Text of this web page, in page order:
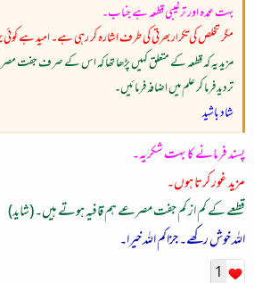
بہت عمدہ اور ترغیبی قطعہ ہے جناب۔
مگر تخلص کی تکرار بھرتی کی طرف اشارہ کر رہی ہے۔ امید ہے کوئی
مزید یہ کہ قطعہ کے متعلق کہیں پڑھا تھا کہ اس کے صرف جفت
تردید فرما کر علم میں اضافہ فرمائیں۔
شاد باشید
پسند فرمانے کا بہت شکریہ۔
مزید غور کرتا ہوں۔
قطعے کے کم از کم جفت مصرعے ہم قافیہ ہوتے ہیں۔ (شاید)
اللہ خوش رکھے۔ جزاکم اللہ خیرا۔
1